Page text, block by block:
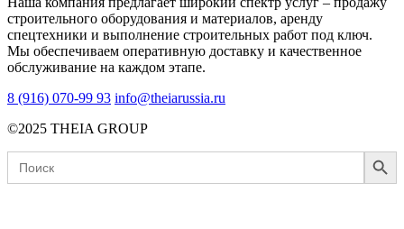
строительного оборудования и материалов, аренду
спецтехники и выполнение строительных работ под ключ.
Мы обеспечиваем оперативную доставку и качественное
обслуживание на каждом этапе.
8 (916) 070-99 93 info@theiarussia.ru
©2025 THEIA GROUP
Search
for:
Search Button